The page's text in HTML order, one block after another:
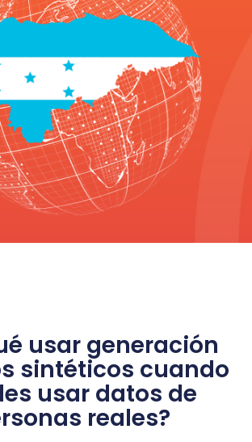
usar generación
sintéticos cuando
usar datos de
reales?